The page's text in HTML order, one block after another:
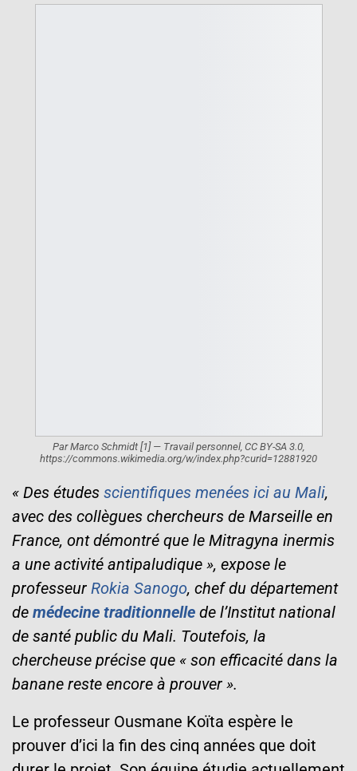
Par Marco Schmidt [1] — Travail personnel, CC BY-SA 3.0,
https://commons.wikimedia.org/w/index.php?curid=12881920
« Des études scientifiques menées ici au Mali,
avec des collègues chercheurs de Marseille en
France, ont démontré que le Mitragyna inermis
a une activité antipaludique », expose le
professeur Rokia Sanogo, chef du département
de médecine traditionnelle de l’Institut national
de santé public du Mali. Toutefois, la
chercheuse précise que « son efficacité dans la
banane reste encore à prouver ».
Le professeur Ousmane Koïta espère le
prouver d’ici la fin des cinq années que doit